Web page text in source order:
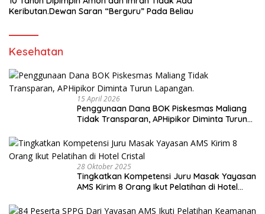
Keributan.Dewan Saran “Berguru” Pada Beliau
Kesehatan
15 April 2026
Penggunaan Dana BOK Piskesmas Maliang
Tidak Transparan, APHipikor Diminta Turun
28 Oktober 2025
Tingkatkan Kompetensi Juru Masak Yayasan
AMS Kirim 8 Orang Ikut Pelatihan di Hotel